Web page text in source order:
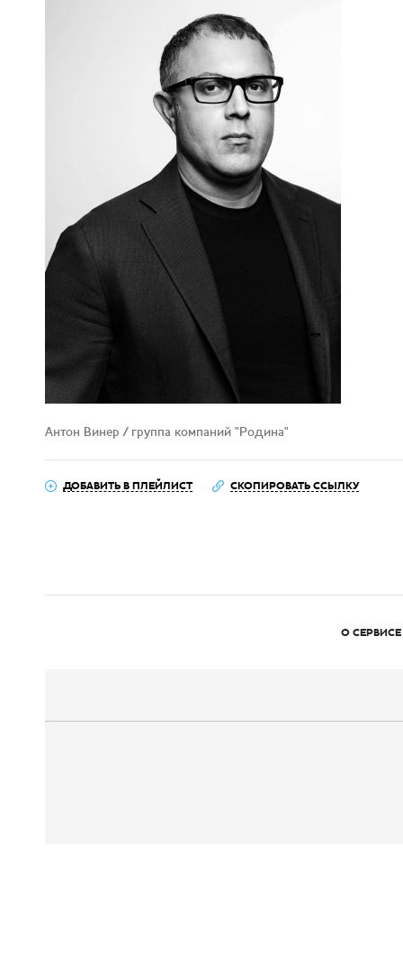
Антон Винер / группа компаний "Родина"
ДОБАВИТЬ В ПЛЕЙЛИСТ СКОПИРОВАТЬ ССЫЛКУ
О СЕРВИСЕ